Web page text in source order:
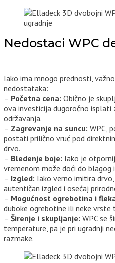
Nedostaci WPC
Iako ima mnogo prednosti,
nedostataka:
– Početna cena: Obično je
ova investicija dugoročno isplati
održavanja.
– Zagrevanje na suncu: WPC,
postati prilično vruć pod
drvo.
– Bledenje boje: Iako je
vremenom može doći do blagog
– Izgled: Iako verno imitira
autentičan izgled i osećaj
– Mogućnost ogrebotina i
duboke ogrebotine ili neke vrste
– Širenje i skupljanje: WPC se
temperature, pa je pri ugradnji
razmake.